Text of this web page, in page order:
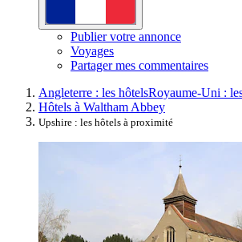
Publier votre annonce
Voyages
Partager mes commentaires
Angleterre : les hôtelsRoyaume-Uni :
Hôtels à Waltham Abbey
Upshire : les hôtels à proximité